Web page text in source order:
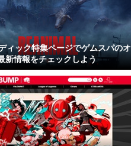
ィック特集ページでゲムスパのオ
新情報をチェックしよう